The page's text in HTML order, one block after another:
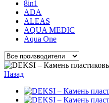
8in1
ADA
ALEAS
AQUA MEDIC
Aqua One
Назад